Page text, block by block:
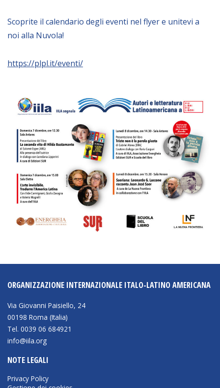
EUROFRONT
AL-INVEST Verde
Video
Audio
BIBLIOTECA
Catalogo
OPPORTUNITÀ
Borse di studio
Alta Formazione
Albo fornitori
Contratti/Accordi/Grant
Scoprite il calendario degli eventi nel flyer e unitevi a
noi alla Nuvola!
https://plpl.it/eventi/
ORGANIZZAZIONE INTERNAZIONALE ITALO-LATINO AMERICANA
Via Giovanni Paisiello, 24
00198 Roma (Italia)
Tel. 0039 06 684921
info@iila.org
NOTE LEGALI
Privacy Policy